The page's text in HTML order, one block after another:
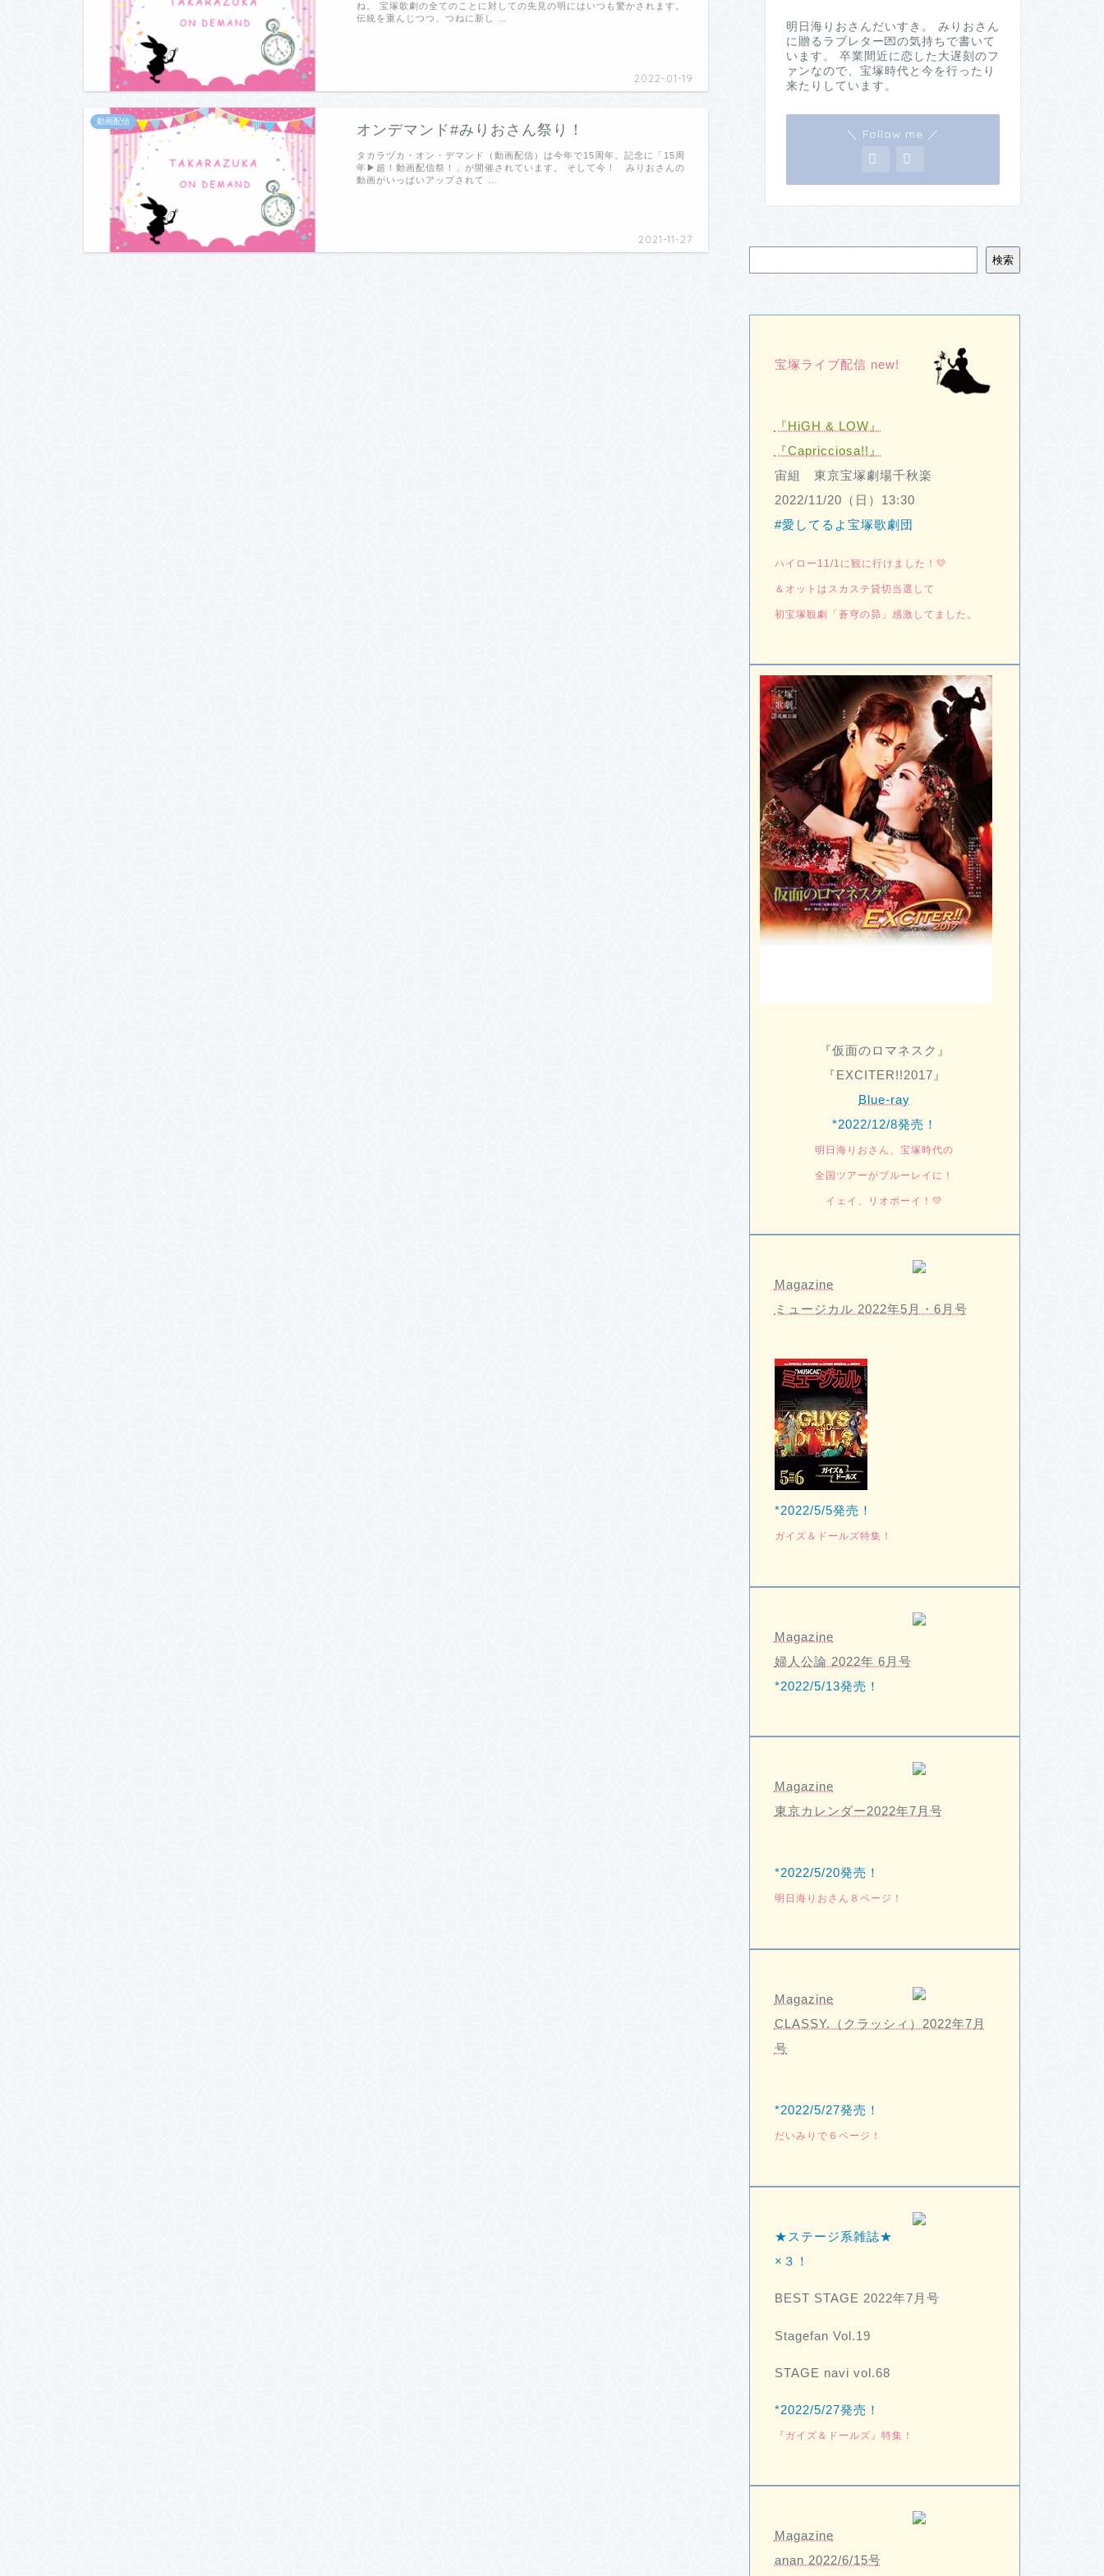
2022-01-19
ね。 宝塚歌劇の全てのことに対しての先見の明にはいつも驚かされます。
伝統を重んじつつ、つねに新し …
動画配信
オンデマンド#みりおさん祭り！
2021-11-27
タカラヅカ・オン・デマンド（動画配信）は今年で15周年。記念に「15周
年▶超！動画配信祭！」が開催されています。 そして今！ みりおさんの
動画がいっぱいアップされて …
明日海りおさんだいすき。 みりおさん
に贈るラブレター💌の気持ちで書いて
います。 卒業間近に恋した大遅刻のフ
ァンなので、宝塚時代と今を行ったり
来たりしています。
＼ Follow me ／
検索
宝塚ライブ配信 new!
『HiGH & LOW』
『Capricciosa!!』
宙組 東京宝塚劇場千秋楽
2022/11/20（日）13:30
#愛してるよ宝塚歌劇団
ハイロー11/1に観に行けました！💛
＆オットはスカステ貸切当選して
初宝塚観劇「蒼穹の昴」感激してました。
『仮面のロマネスク』
『EXCITER!!2017』
Blue-ray
*2022/12/8発売！
明日海りおさん、宝塚時代の
全国ツアーがブルーレイに！
イェイ、リオボーイ！💛
Magazine
ミュージカル 2022年5月・6月号
*2022/5/5発売！
ガイズ＆ドールズ特集！
Magazine
婦人公論 2022年 6月号
*2022/5/13発売！
Magazine
東京カレンダー2022年7月号
*2022/5/20発売！
明日海りおさん８ページ！
Magazine
CLASSY.（クラッシィ）2022年7月
号
*2022/5/27発売！
だいみりで６ページ！
★ステージ系雑誌★
×３！
BEST STAGE 2022年7月号
Stagefan Vol.19
STAGE navi vol.68
*2022/5/27発売！
『ガイズ＆ドールズ』特集！
Magazine
anan 2022/6/15号